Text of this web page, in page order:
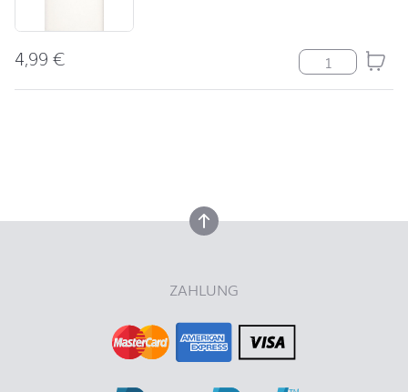
4,99€ Tischdecke
nach oben
ZAHLUNG